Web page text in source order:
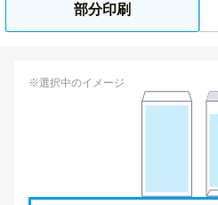
部分印刷
※選択中のイメージ